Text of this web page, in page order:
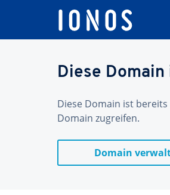
Diese
Diese Domain ist
Domain zugreifen.
Domain